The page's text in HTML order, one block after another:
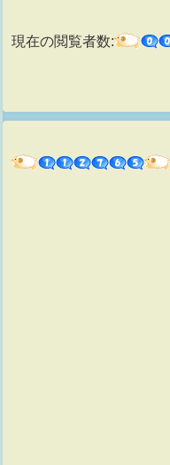
現在の閲覧者数: